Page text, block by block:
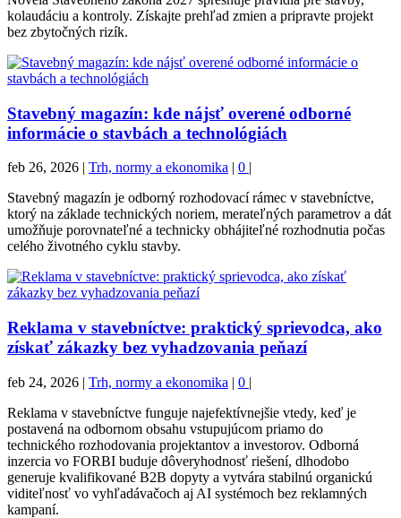
kolaudáciu a kontroly. Získajte prehľad zmien a pripravte projekt
bez zbytočných rizík.
Stavebný magazín: kde nájsť overené odborné
informácie o stavbách a technológiách
feb 26, 2026 | Trh, normy a ekonomika | 0 |
Stavebný magazín je odborný rozhodovací rámec v stavebníctve,
ktorý na základe technických noriem, merateľných parametrov a dát
umožňuje porovnateľné a technicky obhájiteľné rozhodnutia počas
celého životného cyklu stavby.
Reklama v stavebníctve: praktický sprievodca, ako
získať zákazky bez vyhadzovania peňazí
feb 24, 2026 | Trh, normy a ekonomika | 0 |
Reklama v stavebníctve funguje najefektívnejšie vtedy, keď je
postavená na odbornom obsahu vstupujúcom priamo do
technického rozhodovania projektantov a investorov. Odborná
inzercia vo FORBI buduje dôveryhodnosť riešení, dlhodobo
generuje kvalifikované B2B dopyty a vytvára stabilnú organickú
viditeľnosť vo vyhľadávačoch aj AI systémoch bez reklamných
kampaní.